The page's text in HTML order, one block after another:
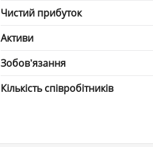
Чистий прибуток
Активи
Зобов’язання
Кількість співробітників